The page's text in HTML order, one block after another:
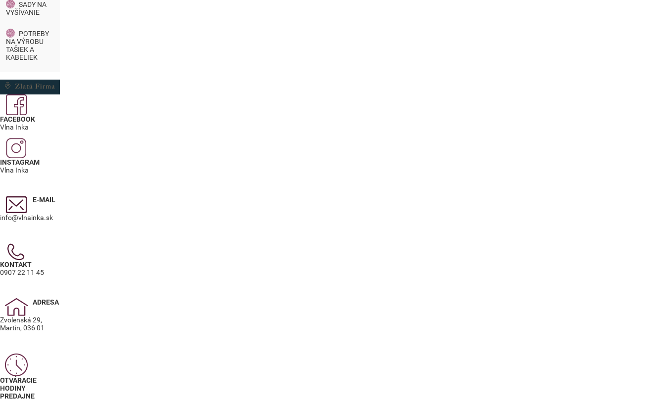
SADY NA
VYŠÍVANIE
POTREBY
NA VÝROBU
TAŠIEK A
KABELIEK
FACEBOOK
Vlna Inka
INSTAGRAM
Vlna Inka
E-MAIL
info@vlnainka.sk
KONTAKT
0907 22 11 45
ADRESA
Zvolenská 29,
Martin, 036 01
OTVÁRACIE
HODINY
PREDAJNE